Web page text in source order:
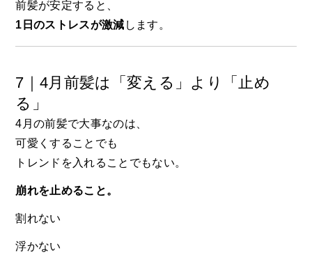
前髪が安定すると、
1日のストレスが激減 します。
7｜4月前髪は「変える」より「止め
る」
4月の前髪で大事なのは、
可愛くすることでも
トレンドを入れることでもない。
崩れを止めること。
割れない
浮かない